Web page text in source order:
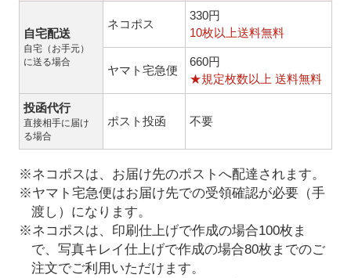
自宅配送
自宅（お手元）
に送る場合
ネコポス
330円
10枚以上送料無料
ヤマト宅急便
660円
★規定枚数以上 送料無料
投函代行
直接相手に届け
る場合
ポスト投函 不要
※ネコポスは、お届け先のポストへ配達されます。
※ヤマト宅急便はお届け先での受領確認が必要（手
渡し）になります。
※ネコポスは、印刷仕上げで作成の場合100枚ま
で、写真キレイ仕上げで作成の場合80枚までのご
注文でご利用いただけます。